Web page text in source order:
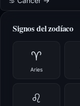
Signos del zodíaco
♈
Aries
♌